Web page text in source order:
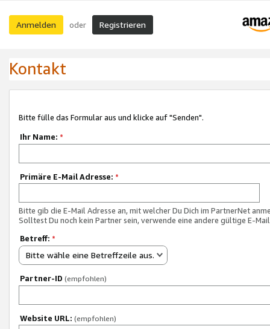
Anmelden oder Registrieren
Kontakt
Bitte fülle das Formular aus und klicke auf "Senden".
Ihr Name: *
Primäre E-Mail Adresse: *
Bitte gib die E-Mail Adresse an, mit welcher Du Dich im PartnerNet
Solltest Du noch kein Partner sein, verwende eine andere gültige E-
Betreff: *
Bitte wähle eine Betreffzeile aus.
Partner-ID (empfohlen)
Website URL: (empfohlen)